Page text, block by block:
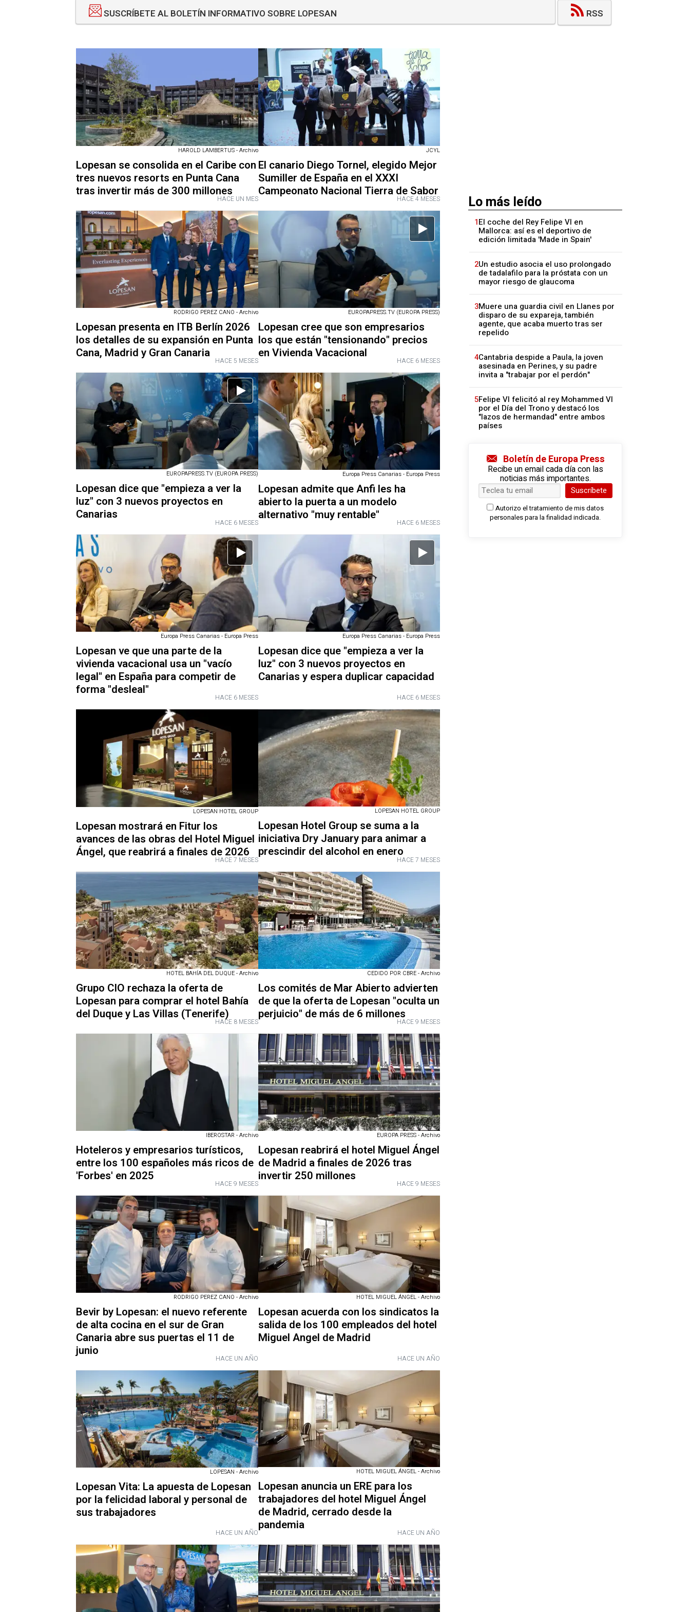
SUSCRÍBETE AL BOLETÍN INFORMATIVO SOBRE LOPESAN RSS
HAROLD LAMBERTUS - Archivo
Lopesan se consolida en el Caribe con
tres nuevos resorts en Punta Cana
tras invertir más de 300 millonesHACE UN MES
JCYL
El canario Diego Tornel, elegido Mejor
Sumiller de España en el XXXI
Campeonato Nacional Tierra de Sabor
HACE 4 MESES
RODRIGO PEREZ CANO - Archivo
Lopesan presenta en ITB Berlín 2026
los detalles de su expansión en Punta
Cana, Madrid y Gran Canaria
HACE 5 MESES
EUROPAPRESS.TV (EUROPA PRESS)
Lopesan cree que son empresarios
los que están "tensionando" precios
en Vivienda Vacacional
HACE 6 MESES
EUROPAPRESS.TV (EUROPA PRESS)
Lopesan dice que "empieza a ver la
luz" con 3 nuevos proyectos en
Canarias
HACE 6 MESES
Europa Press Canarias - Europa Press
Lopesan admite que Anfi les ha
abierto la puerta a un modelo
alternativo "muy rentable"
HACE 6 MESES
Europa Press Canarias - Europa Press
Lopesan ve que una parte de la
vivienda vacacional usa un "vacío
legal" en España para competir de
forma "desleal"
HACE 6 MESES
Europa Press Canarias - Europa Press
Lopesan dice que "empieza a ver la
luz" con 3 nuevos proyectos en
Canarias y espera duplicar capacidad
HACE 6 MESES
LOPESAN HOTEL GROUP
Lopesan mostrará en Fitur los
avances de las obras del Hotel Miguel
Ángel, que reabrirá a finales de 2026
HACE 7 MESES
LOPESAN HOTEL GROUP
Lopesan Hotel Group se suma a la
iniciativa Dry January para animar a
prescindir del alcohol en enero
HACE 7 MESES
HOTEL BAHÍA DEL DUQUE - Archivo
Grupo CIO rechaza la oferta de
Lopesan para comprar el hotel Bahía
del Duque y Las Villas (Tenerife)HACE 8 MESES
CEDIDO POR CBRE - Archivo
Los comités de Mar Abierto advierten
de que la oferta de Lopesan "oculta un
perjuicio" de más de 6 millonesHACE 9 MESES
IBEROSTAR - Archivo
Hoteleros y empresarios turísticos,
entre los 100 españoles más ricos de
'Forbes' en 2025
HACE 9 MESES
EUROPA PRESS - Archivo
Lopesan reabrirá el hotel Miguel Ángel
de Madrid a finales de 2026 tras
invertir 250 millones
HACE 9 MESES
RODRIGO PEREZ CANO - Archivo
Bevir by Lopesan: el nuevo referente
de alta cocina en el sur de Gran
Canaria abre sus puertas el 11 de
junio
HACE UN AÑO
HOTEL MIGUEL ÁNGEL - Archivo
Lopesan acuerda con los sindicatos la
salida de los 100 empleados del hotel
Miguel Angel de Madrid
HACE UN AÑO
LOPESAN - Archivo
Lopesan Vita: La apuesta de Lopesan
por la felicidad laboral y personal de
sus trabajadores
HACE UN AÑO
HOTEL MIGUEL ÁNGEL - Archivo
Lopesan anuncia un ERE para los
trabajadores del hotel Miguel Ángel
de Madrid, cerrado desde la
pandemia
HACE UN AÑO
Lo más leído
1El coche del Rey Felipe VI en
Mallorca: así es el deportivo de
edición limitada 'Made in Spain'
2Un estudio asocia el uso prolongado
de tadalafilo para la próstata con un
mayor riesgo de glaucoma
3Muere una guardia civil en Llanes por
disparo de su expareja, también
agente, que acaba muerto tras ser
repelido
4Cantabria despide a Paula, la joven
asesinada en Perines, y su padre
invita a "trabajar por el perdón"
5Felipe VI felicitó al rey Mohammed VI
por el Día del Trono y destacó los
"lazos de hermandad" entre ambos
países
Boletín de Europa Press
Recibe un email cada día con las
noticias más importantes.
Suscríbete
Autorizo el tratamiento de mis datos
personales para la finalidad indicada.